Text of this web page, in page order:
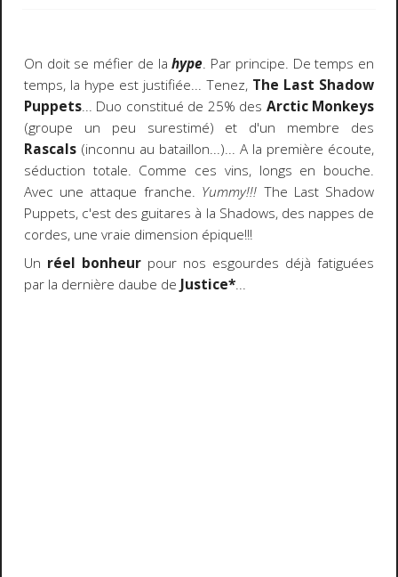
On doit se méfier de lahype. Par principe. De temps en
temps, la hype est justifiée... Tenez, The Last Shadow
Puppets... Duo constitué de 25% des Arctic Monkeys
(groupe un peu surestimé) et d'un membre des
Rascals(inconnu au bataillon...)... A la première écoute,
séduction totale. Comme ces vins, longs en bouche.
Avec une attaque franche. Yummy!!! The Last Shadow
Puppets, c'est des guitares à la Shadows, des nappes de
cordes, une vraie dimension épique!!!
Un réel bonheurpour nos esgourdes déjà fatiguées
par la dernière daube de Justice*...